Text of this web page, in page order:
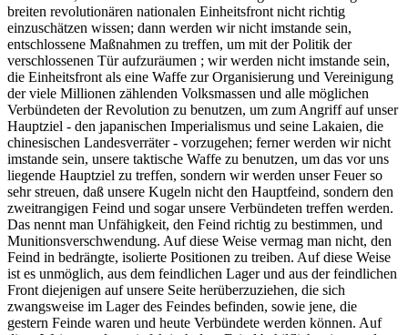
breiten revolutionären nationalen Einheitsfront nicht richtig
einzuschätzen wissen; dann werden wir nicht imstande sein,
entschlossene Maßnahmen zu treffen, um mit der Politik der
verschlossenen Tür aufzuräumen ; wir werden nicht imstande sein,
die Einheitsfront als eine Waffe zur Organisierung und Vereinigung
der viele Millionen zählenden Volksmassen und alle möglichen
Verbündeten der Revolution zu benutzen, um zum Angriff auf unser
Hauptziel - den japanischen Imperialismus und seine Lakaien, die
chinesischen Landesverräter - vorzugehen; ferner werden wir nicht
imstande sein, unsere taktische Waffe zu benutzen, um das vor uns
liegende Hauptziel zu treffen, sondern wir werden unser Feuer so
sehr streuen, daß unsere Kugeln nicht den Hauptfeind, sondern den
zweitrangigen Feind und sogar unsere Verbündeten treffen werden.
Das nennt man Unfähigkeit, den Feind richtig zu bestimmen, und
Munitionsverschwendung. Auf diese Weise vermag man nicht, den
Feind in bedrängte, isolierte Positionen zu treiben. Auf diese Weise
ist es unmöglich, aus dem feindlichen Lager und aus der feindlichen
Front diejenigen auf unsere Seite herüberzuziehen, die sich
zwangsweise im Lager des Feindes befinden, sowie jene, die
gestern Feinde waren und heute Verbündete werden können. Auf